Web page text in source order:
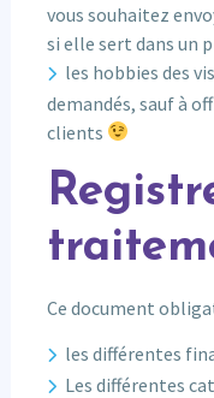
vous souhaitez
si elle sert dans un
les hobbies des
demandés, sauf à
clients
Ce document
les différentes
Les différentes